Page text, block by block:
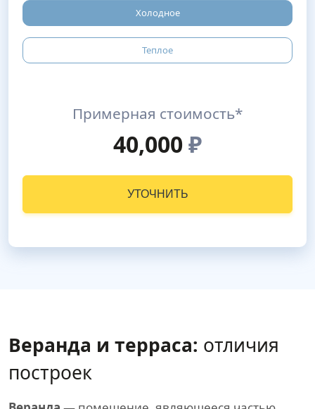
Холодное
Теплое
Примерная стоимость*
40,000₽
УТОЧНИТЬ
Веранда и терраса: отличия
построек